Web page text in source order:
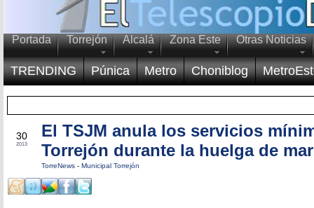
Portada Torrejón Alcalá Zona Este Otras Noticias
TRENDING Púnica Metro Choniblog
30
2013
El TSJM anula los servicios
Torrejón durante la huelga de
TorreNews - Municipal Torrejón